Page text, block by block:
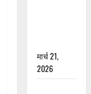
मार्च 21,
2026